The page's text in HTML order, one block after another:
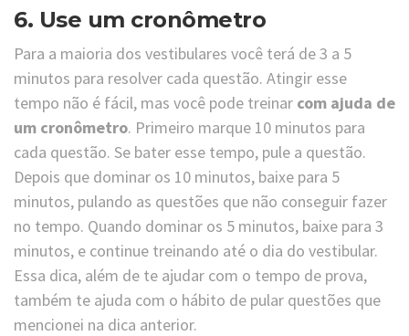
6. Use um cronômetro
Para a maioria dos vestibulares você terá de 3 a 5
minutos para resolver cada questão. Atingir esse
tempo não é fácil, mas você pode treinar com ajuda de
um cronômetro. Primeiro marque 10 minutos para
cada questão. Se bater esse tempo, pule a questão.
Depois que dominar os 10 minutos, baixe para 5
minutos, pulando as questões que não conseguir fazer
no tempo. Quando dominar os 5 minutos, baixe para 3
minutos, e continue treinando até o dia do vestibular.
Essa dica, além de te ajudar com o tempo de prova,
também te ajuda com o hábito de pular questões que
mencionei na dica anterior.